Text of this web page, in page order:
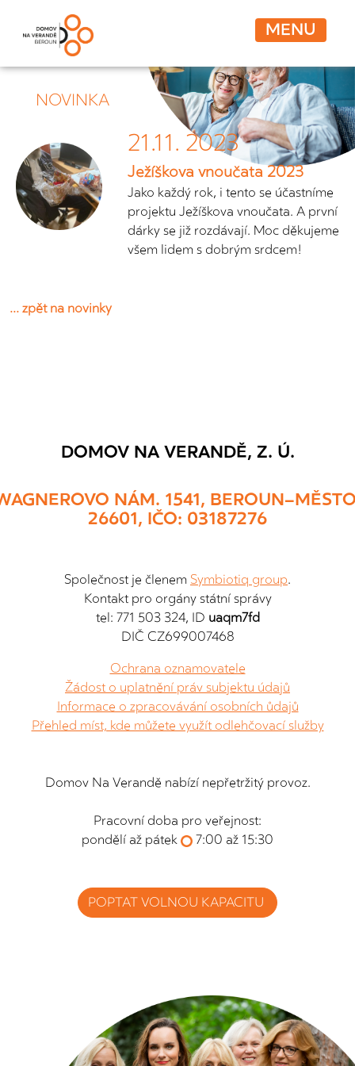
MENU
NOVINKA
21.11. 2023
Ježíškova vnoučata 2023
Jako každý rok, i tento se účastníme
projektu Ježíškova vnoučata. A první
dárky se již rozdávají. Moc děkujeme
všem lidem s dobrým srdcem!
... zpět na novinky
DOMOV NA VERANDĚ, Z. Ú.
NÁM. 1541,
26601, IČO: 03187276
Společnost je členem Symbiotiq group.
Kontakt pro orgány státní správy
tel: 771 503 324, ID uaqm7fd
DIČ CZ699007468
Ochrana oznamovatele
Žádost o uplatnění práv subjektu údajů
Informace o zpracovávání osobních ůdajů
Přehled míst, kde můžete využít odlehčovací služby
Domov Na Verandě nabízí nepřetržitý provoz.
Pracovní doba pro veřejnost:
pondělí až pátek
7:00 až 15:30
POPTAT VOLNOU KAPACITU